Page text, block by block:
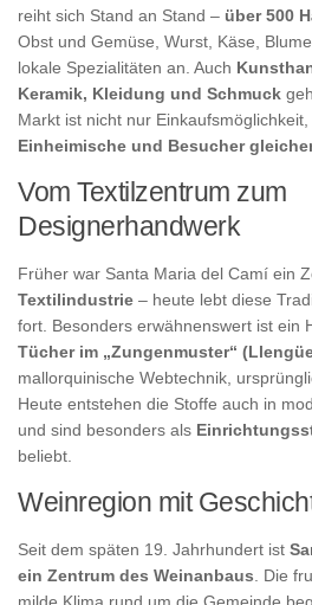
reiht sich Stand an Stand – über 500
Obst und Gemüse, Wurst, Käse,
lokale Spezialitäten an. Auch
Keramik, Kleidung und Schmuck
Markt ist nicht nur
Einheimische und Besucher
Vom Textilzentrum zum
Designerhandwerk
Früher war Santa Maria del Camí ein
Textilindustrie – heute lebt diese
fort. Besonders erwähnenswert ist ein
Tücher im „Zungenmuster“
mallorquinische Webtechnik,
Heute entstehen die Stoffe auch in
und sind besonders als
beliebt.
Weinregion mit
Seit dem späten 19. Jahrhundert ist
ein Zentrum des Weinanbaus . Die